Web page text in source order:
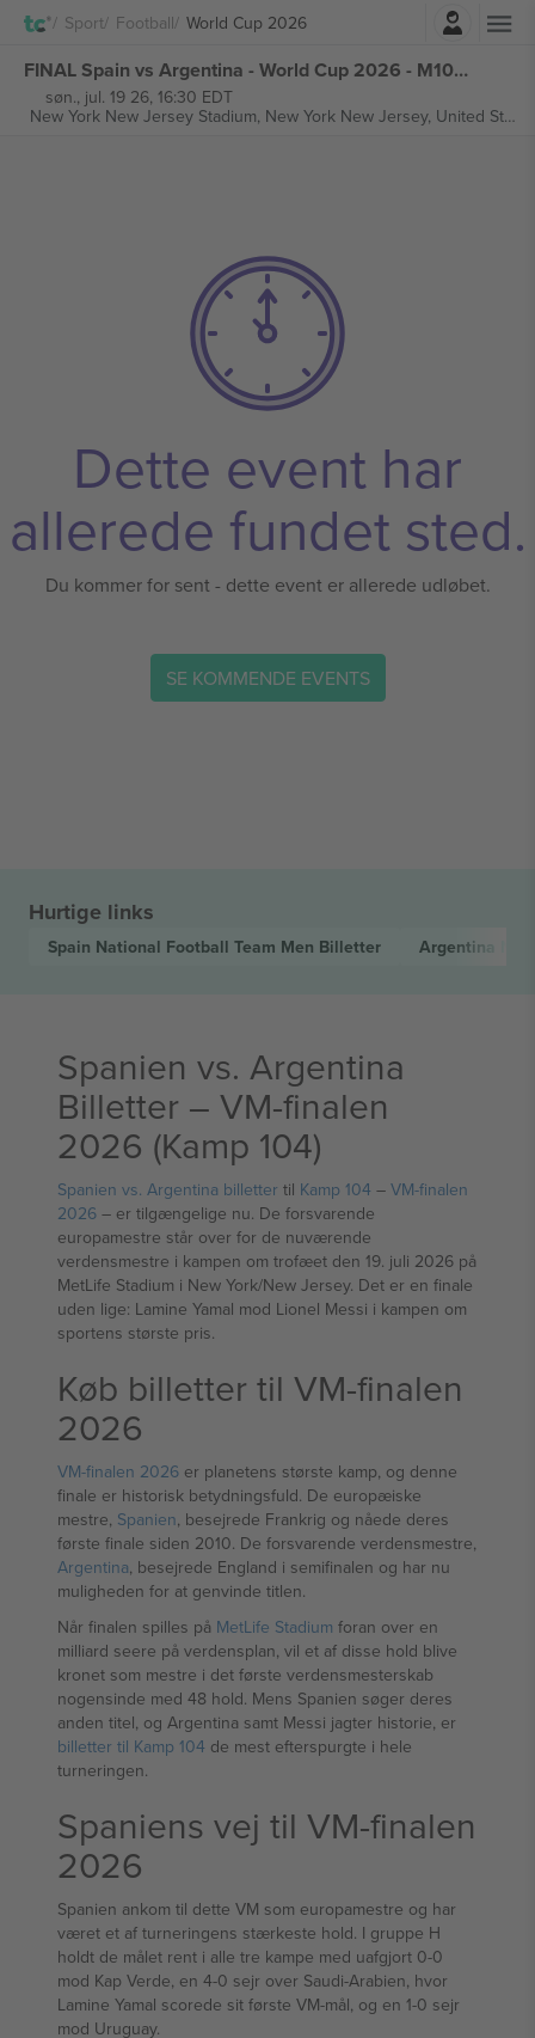
Sport Football World Cup 2026Log ind
FINAL Spain vs Argentina - World Cup 2026 - M104 billetter
søn., jul. 19 26, 16:30 EDT
New York New Jersey Stadium, New York New Jersey, United States
Dette event har
allerede fundet sted.
Du kommer for sent - dette event er allerede udløbet.
SE KOMMENDE EVENTS
Hurtige links
Spain National Football Team Men Billetter Argentina
Spanien vs. Argentina
Billetter – VM-finalen
2026 (Kamp 104)
Spanien vs. Argentina billetter til Kamp 104 – VM-finalen
2026 – er tilgængelige nu. De forsvarende
europamestre står over for de nuværende
verdensmestre i kampen om trofæet den 19. juli 2026 på
MetLife Stadium i New York/New Jersey. Det er en finale
uden lige: Lamine Yamal mod Lionel Messi i kampen om
sportens største pris.
Køb billetter til VM-finalen
2026
VM-finalen 2026 er planetens største kamp, og denne
finale er historisk betydningsfuld. De europæiske
mestre, Spanien, besejrede Frankrig og nåede deres
første finale siden 2010. De forsvarende verdensmestre,
Argentina, besejrede England i semifinalen og har nu
muligheden for at genvinde titlen.
Når finalen spilles på MetLife Stadium foran over en
milliard seere på verdensplan, vil et af disse hold blive
kronet som mestre i det første verdensmesterskab
nogensinde med 48 hold. Mens Spanien søger deres
anden titel, og Argentina samt Messi jagter historie, er
billetter til Kamp 104 de mest efterspurgte i hele
turneringen.
Spaniens vej til VM-finalen
2026
Spanien ankom til dette VM som europamestre og har
været et af turneringens stærkeste hold. I gruppe H
holdt de målet rent i alle tre kampe med uafgjort 0-0
mod Kap Verde, en 4-0 sejr over Saudi-Arabien, hvor
Lamine Yamal scorede sit første VM-mål, og en 1-0 sejr
mod Uruguay.